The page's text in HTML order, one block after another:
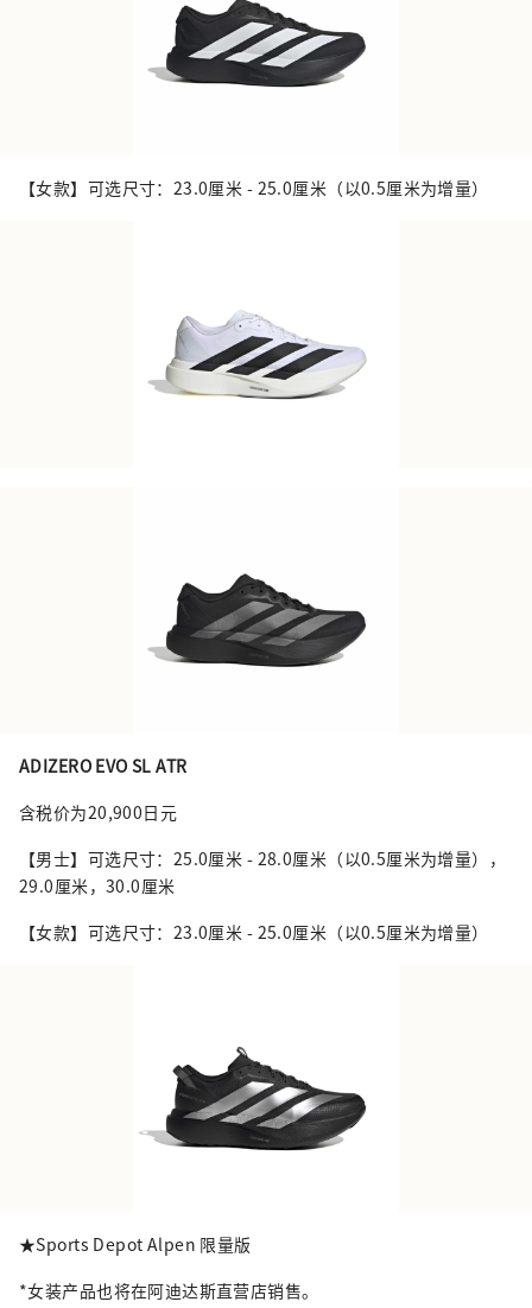
【女款】可选尺寸：23.0厘米 - 25.0厘米（以0.5厘米为增量）
ADIZERO EVO SL ATR
含税价为20,900日元
【男士】可选尺寸：25.0厘米 - 28.0厘米（以0.5厘米为增量），
29.0厘米，30.0厘米
【女款】可选尺寸：23.0厘米 - 25.0厘米（以0.5厘米为增量）
★Sports Depot Alpen 限量版
*女装产品也将在阿迪达斯直营店销售。